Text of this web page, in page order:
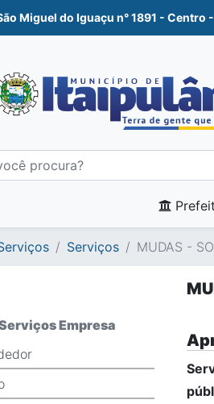
Miguel do Iguaçu n° 1891 - Centro -
Serviços MUDAS -
Empresa